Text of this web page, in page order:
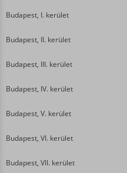
Budapest, I. kerület
Budapest, II. kerület
Budapest, III. kerület
Budapest, IV. kerület
Budapest, V. kerület
Budapest, VI. kerület
Budapest, VII. kerület